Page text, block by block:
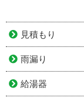
見積もり
雨漏り
給湯器